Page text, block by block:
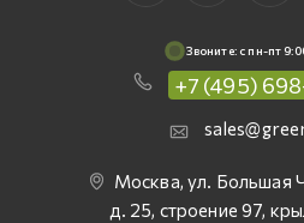
Звоните: c пн-пт
+7 (495)
Москва, ул. Большая
д. 25, строение 97,